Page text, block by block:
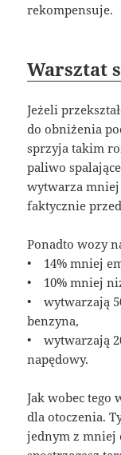
rekompensuje.
Warsztat
Jeżeli
do obniżenia
sprzyja takim
paliwo
wytwarza mniej
faktycznie
Ponadto wozy
• 14% mniej
• 10% mniej
• wytwarzają
benzyna,
• wytwarzają
napędowy.
Jak wobec tego
dla otoczenia.
jednym z mniej